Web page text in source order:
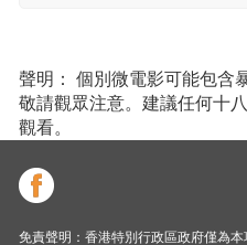
聲明： 個別微電影可能包含
敬請觀眾注意。建議任何十
觀看。
免責聲明：香港特別行政區政府僅為